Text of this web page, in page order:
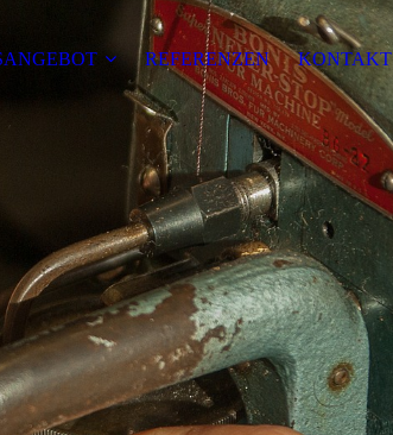
REFERENZEN KONTAKT